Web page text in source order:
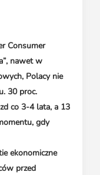
Consumer
nawet w
Polacy nie
30 proc.
co 3-4 lata, a 13
gdy
ekonomiczne
przed